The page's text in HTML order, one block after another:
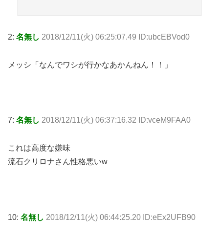
2: 名無し 2018/12/11(火) 06:25:07.49 ID:ubcEBVod0
メッシ「なんでワシが行かなあかんねん！！」
7: 名無し 2018/12/11(火) 06:37:16.32 ID:vceM9FAA0
これは高度な嫌味
流石クリロナさん性格悪いw
10: 名無し 2018/12/11(火) 06:44:25.20 ID:eEx2UFB90